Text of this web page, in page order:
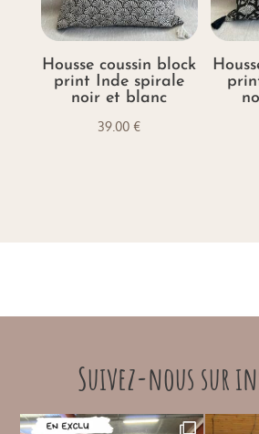
Housse coussin block
print Inde spirale
noir et blanc
39.00€
Suivez-nous sur